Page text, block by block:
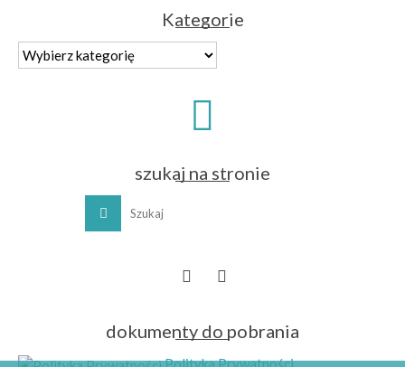
Kategorie
Kategorie
szukaj na stronie
dokumenty do pobrania
Polityka Prywatności